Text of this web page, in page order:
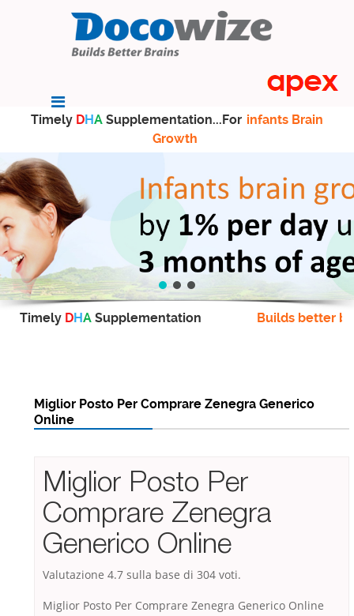
Timely DHA Supplementation...For infants Brain
Growth
Timely DHA Supplementation Builds better
Miglior Posto Per Comprare Zenegra Generico
Online
Miglior Posto Per
Comprare Zenegra
Generico Online
Valutazione 4.7 sulla base di 304 voti.
Miglior Posto Per Comprare Zenegra Generico Online